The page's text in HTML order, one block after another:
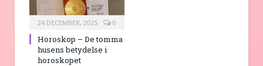
24 DECEMBER, 2025 0
Horoskop – De tomma
husens betydelse i
horoskopet